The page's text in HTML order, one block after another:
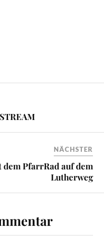
NÄCHSTER
dem PfarrRad auf dem
Lutherweg